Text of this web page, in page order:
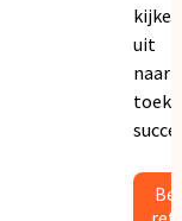
kijken
uit
naar